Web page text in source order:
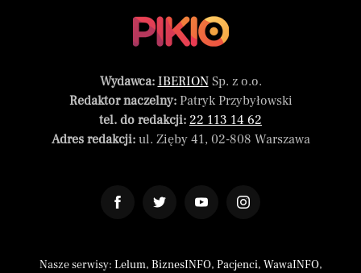
Wydawca: IBERIONSp. z o.o.
Redaktor naczelny:Patryk Przybyłowski
tel. do redakcji: 22 113 14 62
Adres redakcji:ul. Zięby 41, 02-808 Warszawa
Nasze serwisy: Lelum, BiznesINFO, Pacjenci, WawaINFO,